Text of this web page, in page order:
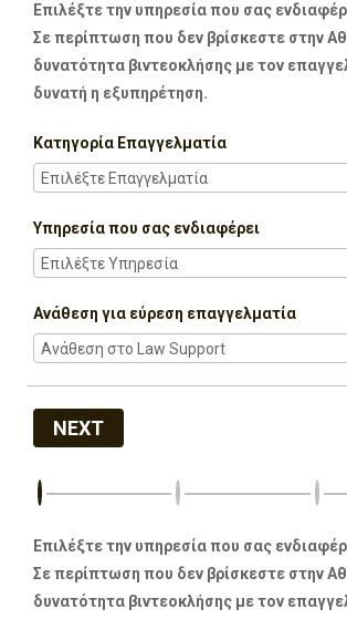
Επιλέξτε την υπηρεσία που σας
Σε περίπτωση που δεν βρίσκεστε στην
δυνατότητα βιντεοκλήσης με τον
δυνατή η εξυπηρέτηση.
Κατηγορία Επαγγελματία
Υπηρεσία που σας ενδιαφέρει
Ανάθεση για εύρεση επαγγελματία
NEXT
Επιλέξτε την υπηρεσία που σας
Σε περίπτωση που δεν βρίσκεστε στην
δυνατότητα βιντεοκλήσης με τον